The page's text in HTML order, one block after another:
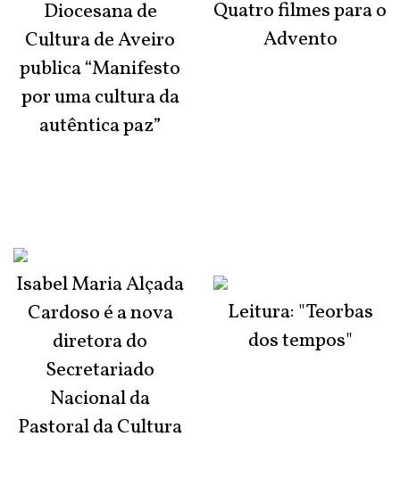
Diocesana de
Cultura de Aveiro
publica “Manifesto
por uma cultura da
autêntica paz”
Isabel Maria Alçada
Cardoso é a nova
diretora do
Secretariado
Nacional da
Pastoral da Cultura
Quatro filmes para o
Advento
Leitura: "Teorbas
dos tempos"